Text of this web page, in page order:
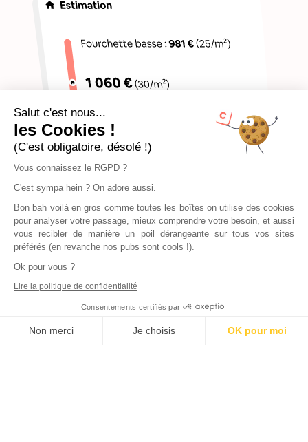
Salut c'est nous...
les Cookies !
(C'est obligatoire, désolé !)
Vous connaissez le RGPD ?
C'est sympa hein ? On adore aussi.
Bon bah voilà en gros comme toutes les boîtes on utilise des cookies
pour analyser votre passage, mieux comprendre votre besoin, et aussi
vous recibler de manière un poil dérangeante sur tous vos sites
préférés (en revanche nos pubs sont cools !).
Ok pour vous ?
Lire la politique de confidentialité
Consentements certifiés par
Non merci Je choisis
OK pour moi